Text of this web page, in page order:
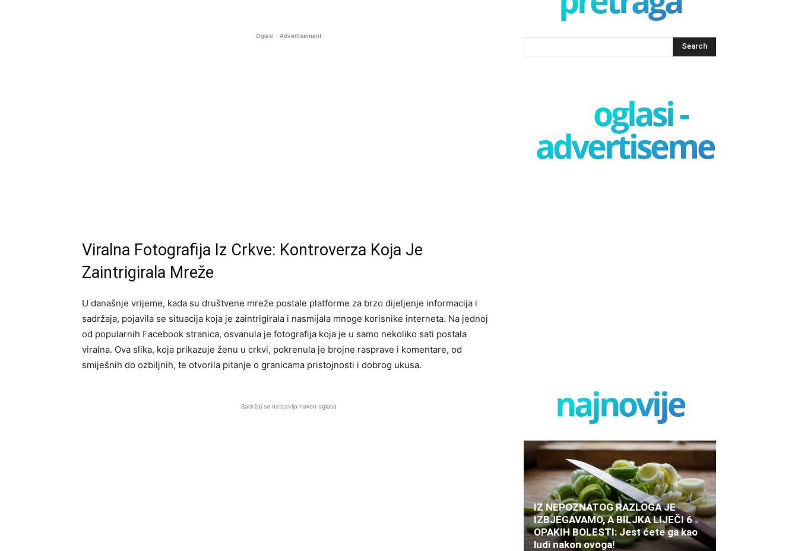
Oglasi - Advertisement
Viralna Fotografija Iz Crkve: Kontroverza Koja Je
Zaintrigirala Mreže
U današnje vrijeme, kada su društvene mreže postale platforme za brzo dijeljenje informacija i
sadržaja, pojavila se situacija koja je zaintrigirala i nasmijala mnoge korisnike interneta. Na jednoj
od popularnih Facebook stranica, osvanula je fotografija koja je u samo nekoliko sati postala
viralna. Ova slika, koja prikazuje ženu u crkvi, pokrenula je brojne rasprave i komentare, od
smiješnih do ozbiljnih, te otvorila pitanje o granicama pristojnosti i dobrog ukusa.
Sadržaj se nastavlja nakon oglasa
oglasi -
advertisement
najnovije
IZ NEPOZNATOG RAZLOGA JE
IZBJEGAVAMO, A BILJKA LIJEČI 6
OPAKIH BOLESTI: Jest ćete ga kao
ludi nakon ovoga!